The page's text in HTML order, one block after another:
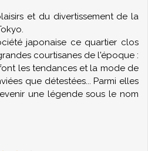
et du divertissement de la
japonaise ce quartier clos
courtisanes de l'époque :
les tendances et la mode de
que détestées... Parmi elles
une légende sous le nom